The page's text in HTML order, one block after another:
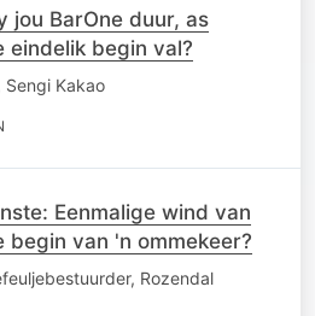
jou BarOne duur, as
eindelik begin val?
Sengi Kakao
Eenmalige wind van
begin van 'n ommekeer?
Rozendal